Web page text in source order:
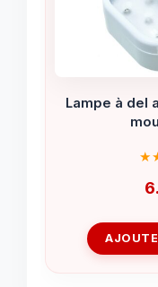
Lampe à del